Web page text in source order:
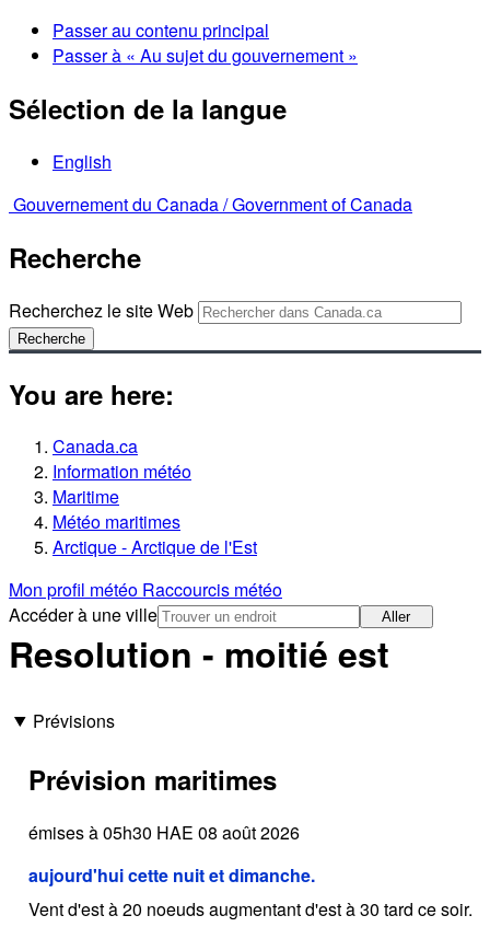
Passer au contenu principal
Passer à « Au sujet du gouvernement »
Sélection de la langue
English
Gouvernement du Canada /Government of Canada
Recherche
Recherchez le site Web
Recherche
You are here:
Canada.ca
Information météo
Maritime
Météo maritimes
Arctique - Arctique de l'Est
Mon profil météo Raccourcis météo
Accéder à une ville
Aller
Resolution - moitié est
Prévisions
Prévision maritimes
émises à 05h30 HAE 08 août 2026
aujourd'hui cette nuit et dimanche.
Vent d'est à 20 noeuds augmentant d'est à 30 tard ce soir.